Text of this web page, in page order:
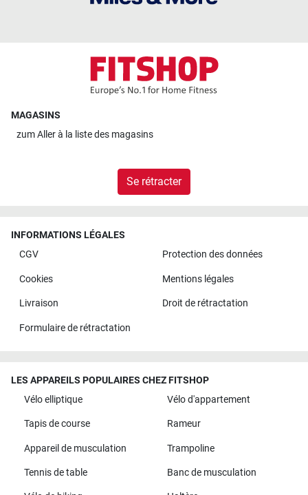
MAGASINS
zumAller à la liste des magasins
Se rétracter
INFORMATIONS LÉGALES
CGV
Protection des données
Cookies Mentions légales
Livraison Droit de rétractation
Formulaire de rétractation
LES APPAREILS POPULAIRES CHEZ FITSHOP
Vélo elliptique
Vélo d'appartement
Tapis de course Rameur
Appareil de musculation Trampoline
Tennis de table Banc de musculation